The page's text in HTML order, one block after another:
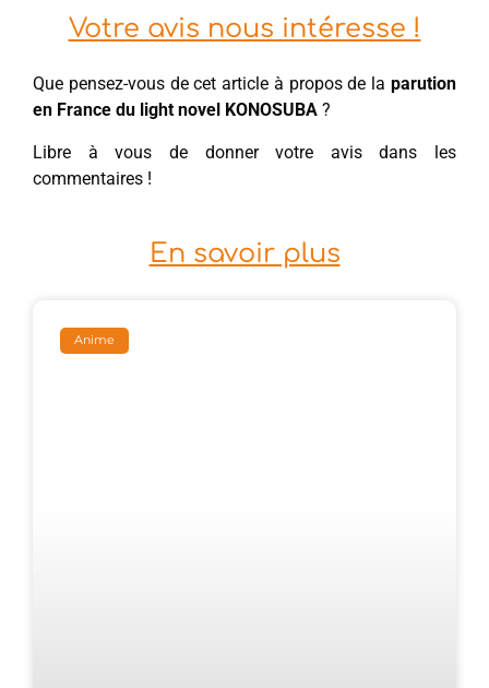
Votre avis nous intéresse !
Que pensez-vous de cet article à propos de la parution
en France du light novel KONOSUBA ?
Libre à vous de donner votre avis dans les
commentaires !
En savoir plus
Anime